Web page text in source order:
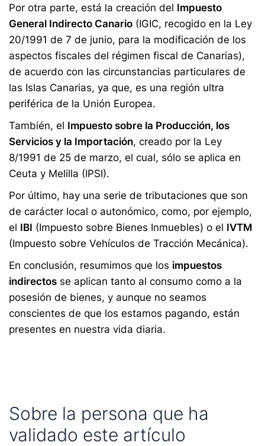
Por otra parte, está la creación del Impuesto
General Indirecto Canario (IGIC, recogido en la Ley
20/1991 de 7 de junio, para la modificación de los
aspectos fiscales del régimen fiscal de Canarias),
de acuerdo con las circunstancias particulares de
las Islas Canarias, ya que, es una región ultra
periférica de la Unión Europea.
También, el Impuesto sobre la Producción, los
Servicios y la Importación, creado por la Ley
8/1991 de 25 de marzo, el cual, sólo se aplica en
Ceuta y Melilla (IPSI).
Por último, hay una serie de tributaciones que son
de carácter local o autonómico, como, por ejemplo,
el IBI (Impuesto sobre Bienes Inmuebles) o el IVTM
(Impuesto sobre Vehículos de Tracción Mecánica).
En conclusión, resumimos que los impuestos
indirectos se aplican tanto al consumo como a la
posesión de bienes, y aunque no seamos
conscientes de que los estamos pagando, están
presentes en nuestra vida diaria.
Sobre la persona que ha
validado este artículo